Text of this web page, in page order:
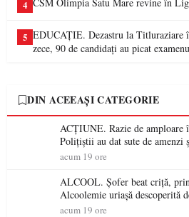
4
5 EDUCAȚIE. Dezastru la Titluraziare
zece, 90 de candidați au picat
DIN ACEEAȘI CATEGORIE
ACȚIUNE. Razie de amploare
Polițiștii au dat sute de amenzi
permis într-o singură zi
acum 19 ore
ALCOOL. Șofer beat criță,
Alcoolemie uriașă descoperită
acum 19 ore